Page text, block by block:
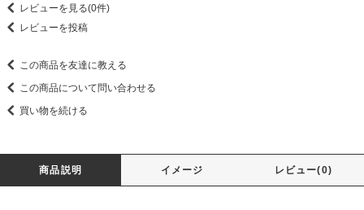
レビューを見る(0件)
レビューを投稿
この商品を友達に教える
この商品について問い合わせる
買い物を続ける
商品説明 イメージ レビュー(0)